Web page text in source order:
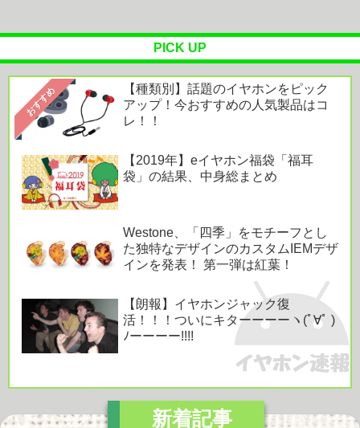
Powered by livedoor 相互RSS
PICK UP
おすすめ
【種類別】話題のイヤホンをピック
アップ！今おすすめの人気製品はコ
レ！！
【2019年】eイヤホン福袋「福耳
袋」の結果、中身総まとめ
Westone、「四季」をモチーフとし
た独特なデザインのカスタムIEMデザ
インを発表！ 第一弾は紅葉！
【朗報】イヤホンジャック復
活！！！ついにキターーーーヽ(ﾟ∀ﾟ )
ﾉーーーー!!!!